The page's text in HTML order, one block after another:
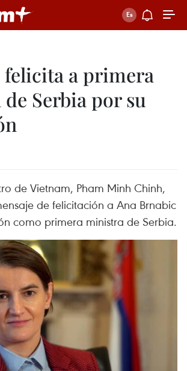
a primera
Serbia por su
de Vietnam, Pham Minh Chinh,
de felicitación a Ana Brnabic
como primera ministra de Serbia.